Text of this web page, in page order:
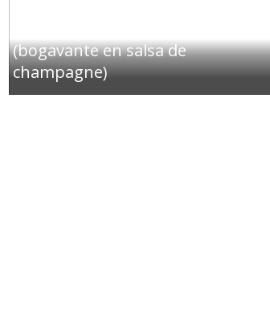
(bogavante en salsa de
champagne)